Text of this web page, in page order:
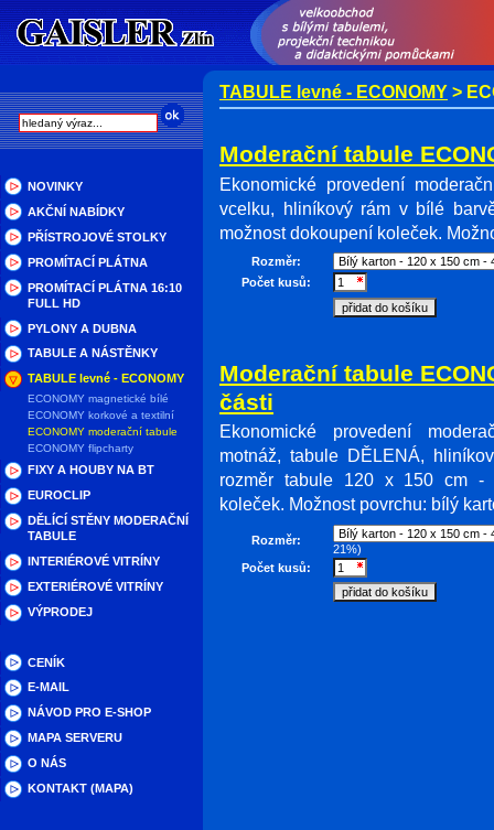
NOVINKY
AKČNÍ NABÍDKY
PŘÍSTROJOVÉ STOLKY
PROMÍTACÍ PLÁTNA
PROMÍTACÍ PLÁTNA 16:10
FULL HD
PYLONY A DUBNA
TABULE A NÁSTĚNKY
TABULE levné - ECONOMY
ECONOMY magnetické bílé
ECONOMY korkové a textilní
ECONOMY moderační tabule
ECONOMY flipcharty
FIXY A HOUBY NA BT
EUROCLIP
DĚLÍCÍ STĚNY MODERAČNÍ
TABULE
INTERIÉROVÉ VITRÍNY
EXTERIÉROVÉ VITRÍNY
VÝPRODEJ
CENÍK
E-MAIL
NÁVOD PRO E-SHOP
MAPA SERVERU
O NÁS
KONTAKT (MAPA)
TABULE levné - ECONOMY >
Moderační tabule
Ekonomické provedení
vcelku, hliníkový rám v bílé
možnost dokoupení koleček.
Rozměr:
Počet kusů:
Moderační tabule
části
Ekonomické provedení
motnáž, tabule DĚLENÁ,
rozměr tabule 120 x 150 cm -
koleček. Možnost povrchu: bílý
Rozměr:
21%)
Počet kusů: